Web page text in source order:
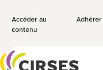
Accéder au
contenu
Adhérer